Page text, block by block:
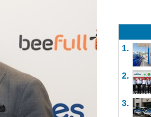
1.
2.
3.